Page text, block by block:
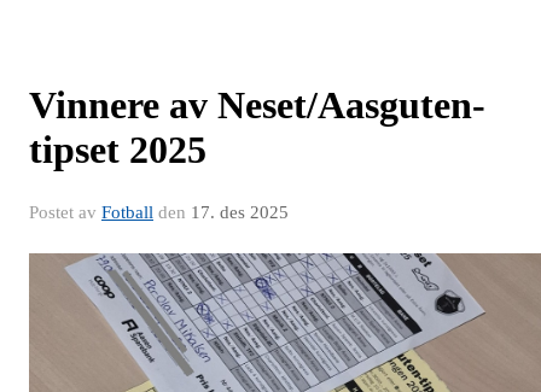
Vinnere av Neset/Aasguten-
tipset 2025
Postet av Fotball den 17. des 2025